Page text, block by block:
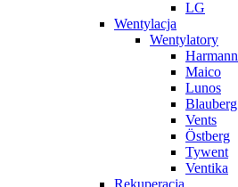
LG
Wentylacja
Wentylatory
Harmann
Maico
Lunos
Blauberg
Vents
Östberg
Tywent
Ventika